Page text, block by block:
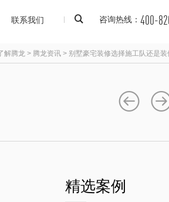
联系我们 咨询热线： 400-
解腾龙 > 腾龙资讯 > 别墅豪宅装修选择施工队还是
精选案例